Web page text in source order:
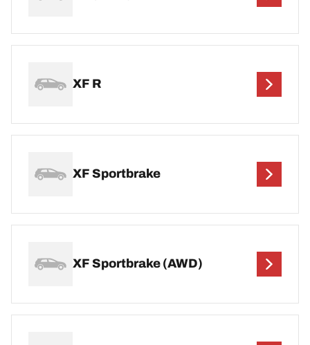
XF R
XF Sportbrake
XF Sportbrake (AWD)